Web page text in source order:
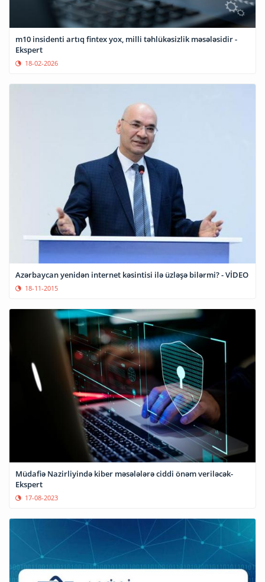
m10 insidenti artıq fintex yox, milli təhlükəsizlik məsələsidir -
Ekspert
18-02-2026
Azərbaycan yenidən internet kəsintisi ilə üzləşə bilərmi? - VİDEO
18-11-2015
Müdafiə Nazirliyində kiber məsələlərə ciddi önəm veriləcək-
Ekspert
17-08-2023